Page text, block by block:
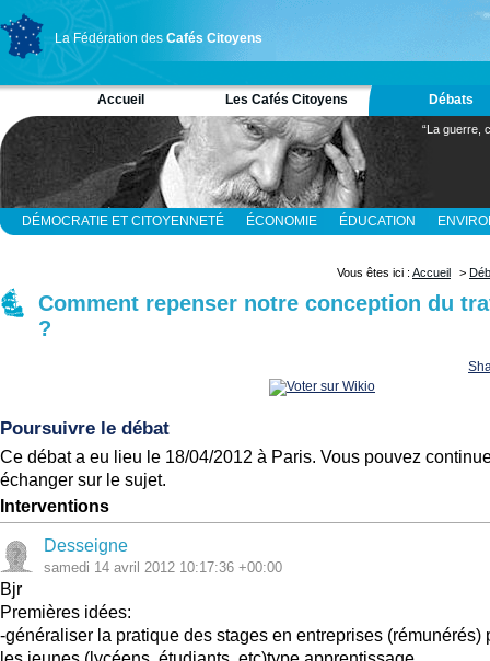
La Fédération des Cafés Citoyens
Accueil Les Cafés Citoyens Débats
“La guerre,
DÉMOCRATIE ET CITOYENNETÉ ÉCONOMIE ÉDUCATION
Vous êtes ici : Accueil >
Comment repenser notre conception du
?
Poursuivre le débat
Ce débat a eu lieu le 18/04/2012 à Paris. Vous pouvez
échanger sur le sujet.
Interventions
Desseigne
samedi 14 avril 2012 10:17:36 +00:00
Bjr
Premières idées:
-généraliser la pratique des stages en entreprises (rémunérés)